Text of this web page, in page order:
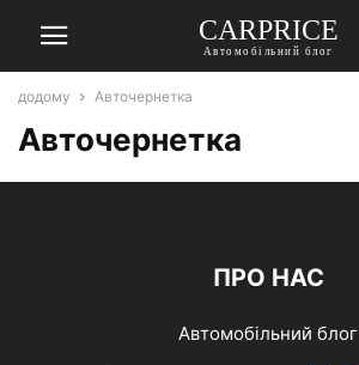
СARPRICE
Автомобільний блог
додому Авточернетка
Авточернетка
ПРО НАС
Автомобільний блог